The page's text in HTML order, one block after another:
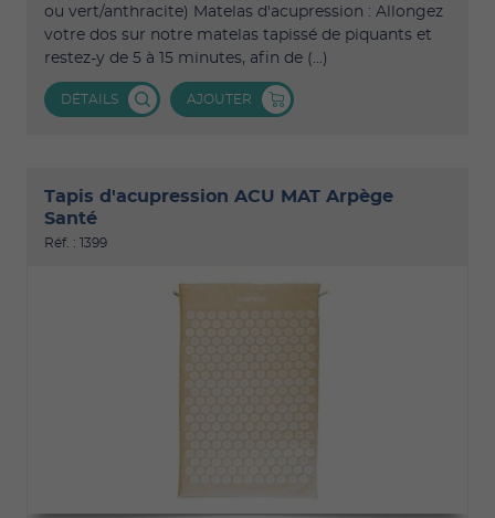
ou vert/anthracite) Matelas d'acupression : Allongez
votre dos sur notre matelas tapissé de piquants et
restez-y de 5 à 15 minutes, afin de (...)
DÉTAILS AJOUTER
Tapis d'acupression ACU MAT Arpège
Santé
Réf. : 1399